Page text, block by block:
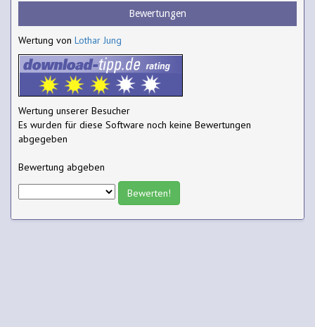
Bewertungen
Wertung von Lothar Jung
Wertung unserer Besucher
Es wurden für diese Software noch keine Bewertungen
abgegeben
Bewertung abgeben